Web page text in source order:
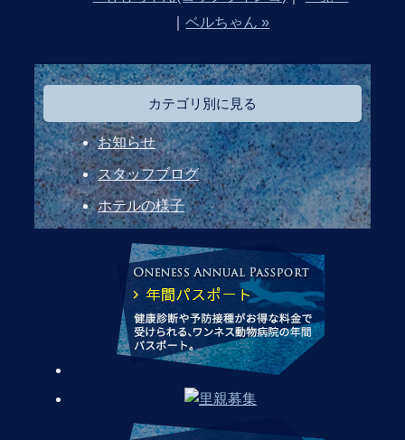
｜ベルちゃん »
カテゴリ別に見る
お知らせ
スタッフブログ
ホテルの様子